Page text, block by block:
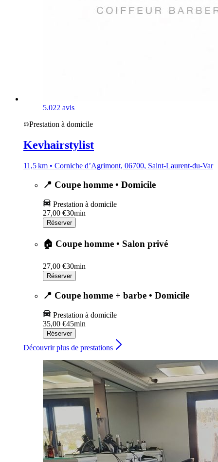
5.022 avis
Prestation à domicile
Kevhairstylist
11,5 km • Corniche d’Agrimont, 06700, Saint-Laurent-du-Var
📍 Coupe homme • Domicile
Prestation à domicile
27,00 €30min
Réserver
🏠 Coupe homme • Salon privé
27,00 €30min
Réserver
📍 Coupe homme + barbe • Domicile
Prestation à domicile
35,00 €45min
Réserver
Découvrir plus de prestations